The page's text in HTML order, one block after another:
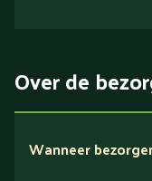
Verlaagd in
Verlaagd in zout
Over de
Wanneer